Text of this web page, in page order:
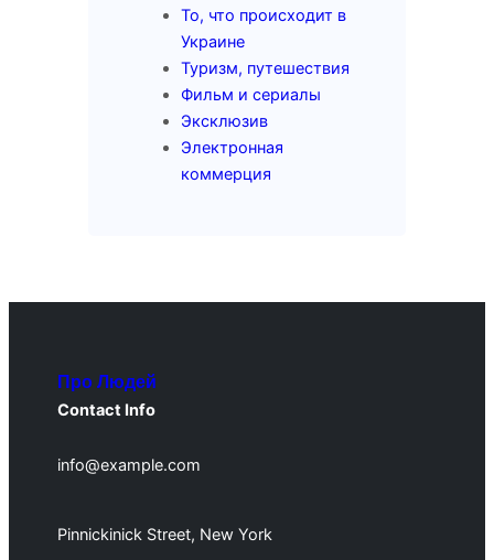
То, что происходит в
Украине
Туризм, путешествия
Фильм и сериалы
Эксклюзив
Электронная
коммерция
Про Людей
Contact Info
info@example.com
Pinnickinick Street, New York